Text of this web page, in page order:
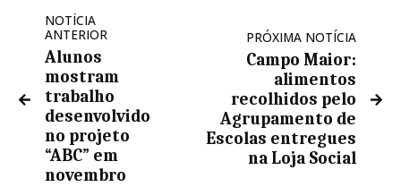
NOTÍCIA
ANTERIOR
Alunos
mostram
trabalho
desenvolvido
no projeto
“ABC” em
novembro
PRÓXIMA NOTÍCIA
Campo Maior:
alimentos
recolhidos pelo
Agrupamento de
Escolas entregues
na Loja Social